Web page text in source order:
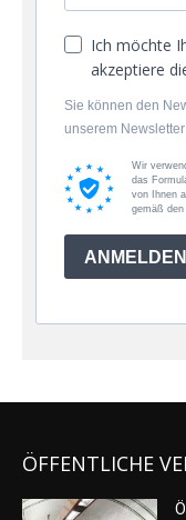
Ich möchte
akzeptiere
Sie können den
unserem
Wir
das
von Ihnen
gemäß den
ANMELDEN
ÖFFENTLICHE